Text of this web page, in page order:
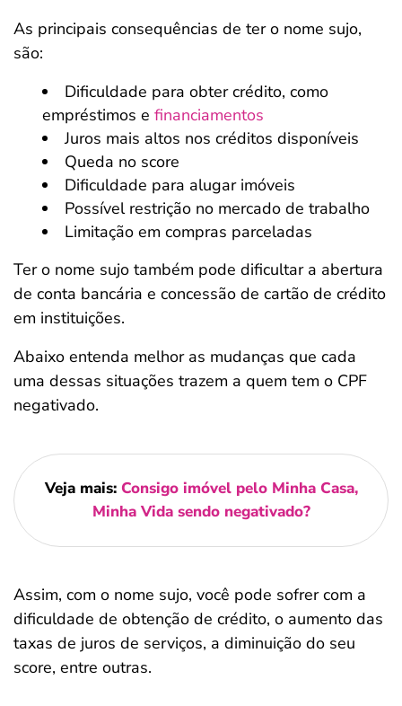
As principais consequências de ter o nome sujo,
são:
Dificuldade para obter crédito, como
empréstimos e financiamentos
Juros mais altos nos créditos disponíveis
Queda no score
Dificuldade para alugar imóveis
Possível restrição no mercado de trabalho
Limitação em compras parceladas
Ter o nome sujo também pode dificultar a abertura
de conta bancária e concessão de cartão de crédito
em instituições.
Abaixo entenda melhor as mudanças que cada
uma dessas situações trazem a quem tem o CPF
negativado.
Veja mais: Consigo imóvel pelo Minha Casa,
Minha Vida sendo negativado?
Assim, com o nome sujo, você pode sofrer com a
dificuldade de obtenção de crédito, o aumento das
taxas de juros de serviços, a diminuição do seu
score, entre outras.